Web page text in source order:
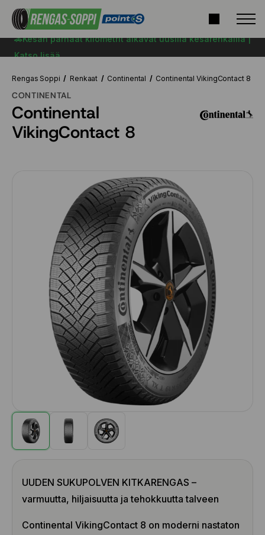
🚗Kesän parhaat kilometrit alkavat uusilla kesärenkailla |
Katso lisää
Rengas Soppi Renkaat Continental Continental VikingContact 8
CONTINENTAL
Continental
VikingContact 8
UUDEN SUKUPOLVEN KITKARENGAS –
varmuutta, hiljaisuutta ja tehokkuutta talveen
Continental VikingContact 8 on moderni nastaton